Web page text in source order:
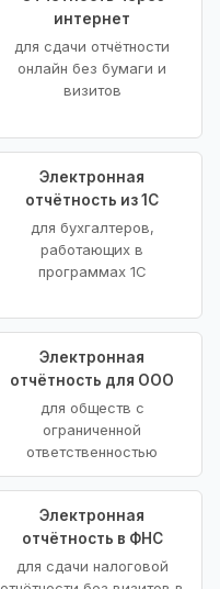
интернет
для сдачи отчётности
онлайн без бумаги и
визитов
Электронная
отчётность из 1С
для бухгалтеров,
работающих в
программах 1С
Электронная
отчётность для ООО
для обществ с
ограниченной
ответственностью
Электронная
отчётность в ФНС
для сдачи налоговой